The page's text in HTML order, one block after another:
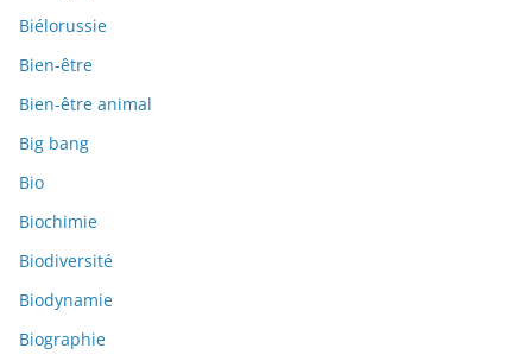
Biélorussie
Bien-être
Bien-être animal
Big bang
Bio
Biochimie
Biodiversité
Biodynamie
Biographie